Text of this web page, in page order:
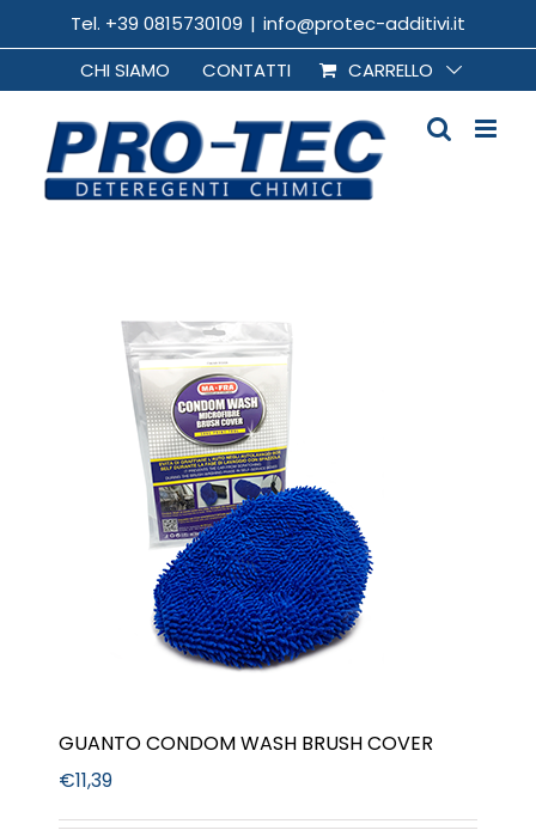
al
contenuto
Tel. +39 0815730109 | info@protec-additivi.it
CHI SIAMO
CONTATTI CARRELLO
GUANTO CONDOM WASH BRUSH COVER
€11,39